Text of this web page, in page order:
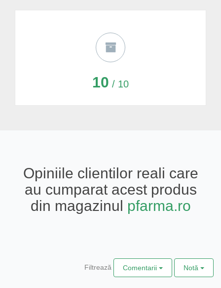
10 / 10
Opiniile clientilor reali care
au cumparat acest produs
din magazinul pfarma.ro
Filtrează Comentarii Notă